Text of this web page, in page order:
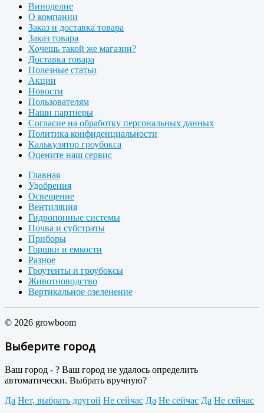
Виноделие
О компании
Заказ и доставка товара
Заказ товара
Хочешь такой же магазин?
Доставка товара
Полезные статьи
Акции
Новости
Пользователям
Наши партнеры
Согласие на обработку персональных данных
Политика конфиденциальности
Калькулятор гроубокса
Оцените наш сервис
Главная
Удобрения
Освещение
Вентиляция
Гидропонные системы
Почва и субстраты
Приборы
Горшки и емкости
Разное
Гроутенты и гроубоксы
Животноводство
Вертикальное озеленение
© 2026 growboom
Выберите город
Ваш город - ? Ваш город не удалось определить
автоматически. Выбрать вручную?
Да Нет, выбрать другой Не сейчас Да Не сейчас Да Не сейчас